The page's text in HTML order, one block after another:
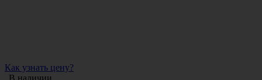
Как узнать цену?